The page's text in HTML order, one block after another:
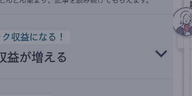
収益になる！
益が増える